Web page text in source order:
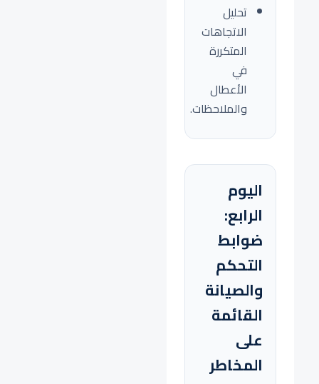
تحليل
الاتجاهات
المتكررة
في
الأعطال
والملاحظات.
اليوم
الرابع:
ضوابط
التحكم
والصيانة
القائمة
على
المخاطر